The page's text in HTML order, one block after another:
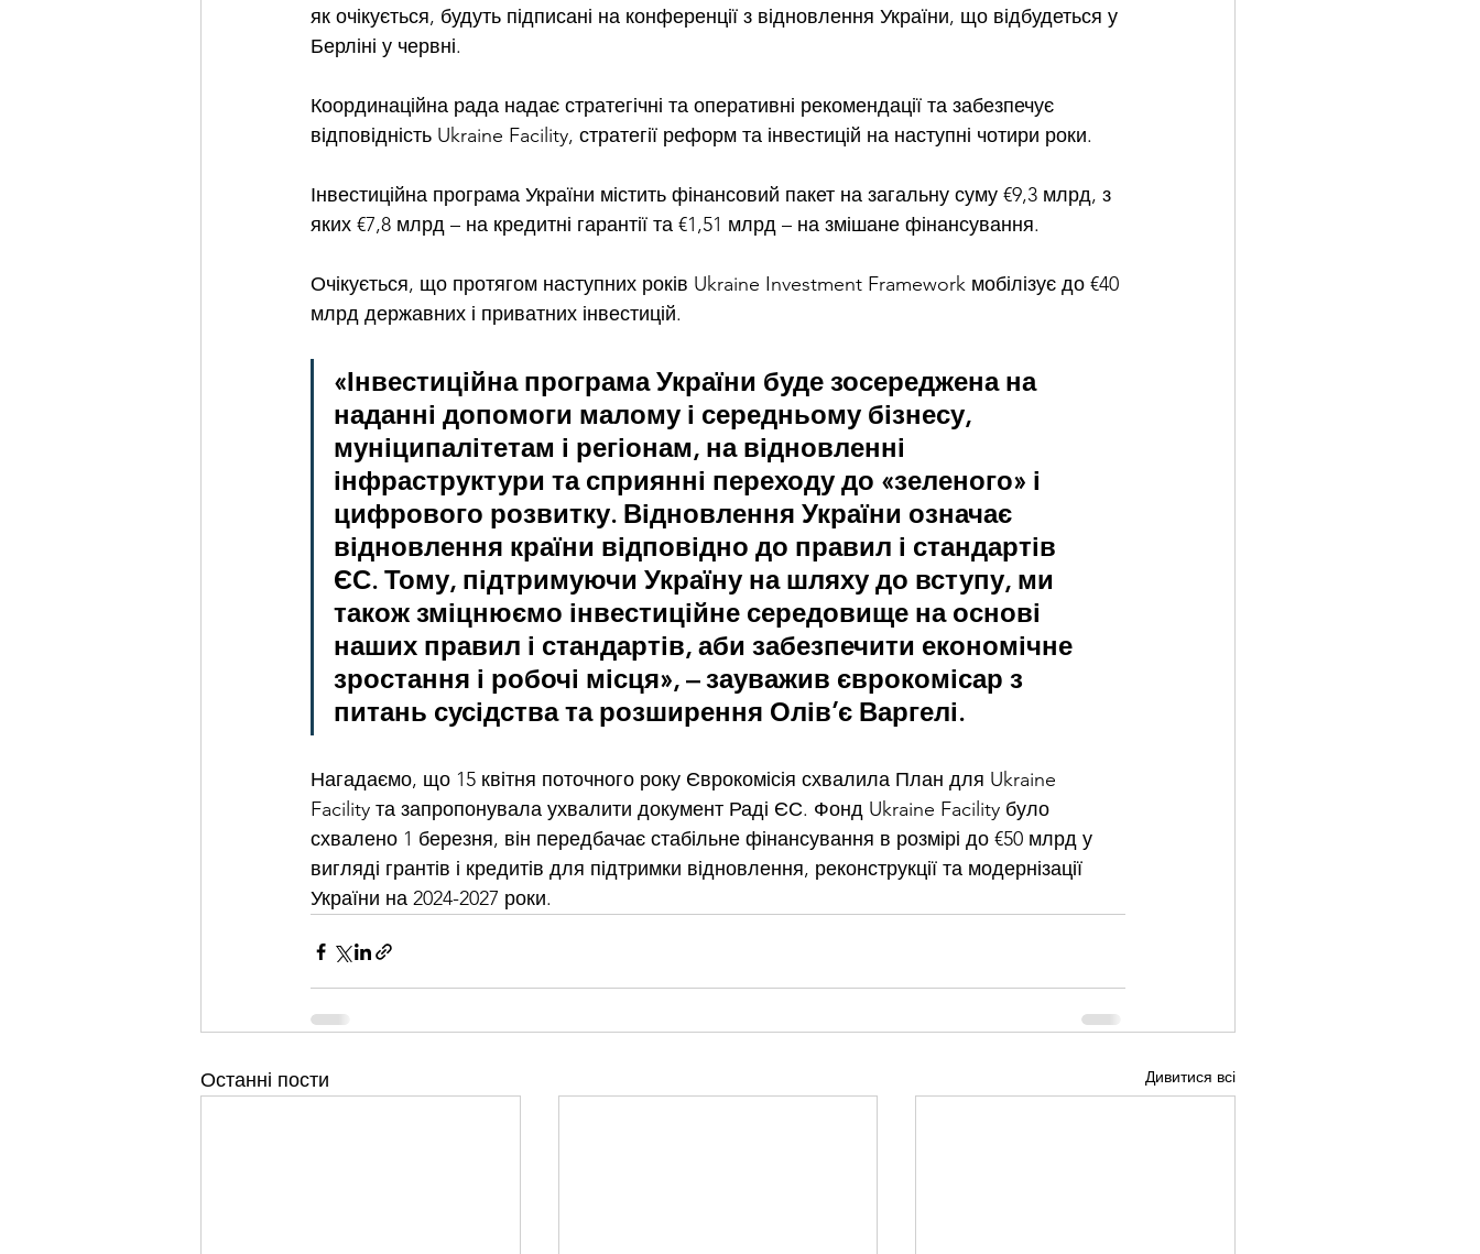
як очікується, будуть підписані на конференції з відновлення України, що відбудеться у
Берліні у червні.
Координаційна рада надає стратегічні та оперативні рекомендації та забезпечує
відповідність Ukraine Facility, стратегії реформ та інвестицій на наступні чотири роки.
Інвестиційна програма України містить фінансовий пакет на загальну суму €9,3 млрд, з
яких €7,8 млрд – на кредитні гарантії та €1,51 млрд – на змішане фінансування.
Очікується, що протягом наступних років Ukraine Investment Framework мобілізує до €40
млрд державних і приватних інвестицій.
«Інвестиційна програма України буде зосереджена на
наданні допомоги малому і середньому бізнесу,
муніципалітетам і регіонам, на відновленні
інфраструктури та сприянні переходу до «зеленого» і
цифрового розвитку. Відновлення України означає
відновлення країни відповідно до правил і стандартів
ЄС. Тому, підтримуючи Україну на шляху до вступу, ми
також зміцнюємо інвестиційне середовище на основі
наших правил і стандартів, аби забезпечити економічне
зростання і робочі місця», – зауважив єврокомісар з
питань сусідства та розширення Олів’є Варгелі.
Нагадаємо, що 15 квітня поточного року Єврокомісія схвалила План для Ukraine
Facility та запропонувала ухвалити документ Раді ЄС. Фонд Ukraine Facility було
схвалено 1 березня, він передбачає стабільне фінансування в розмірі до €50 млрд у
вигляді грантів і кредитів для підтримки відновлення, реконструкції та модернізації
України на 2024-2027 роки.
Останні пости Дивитися всі